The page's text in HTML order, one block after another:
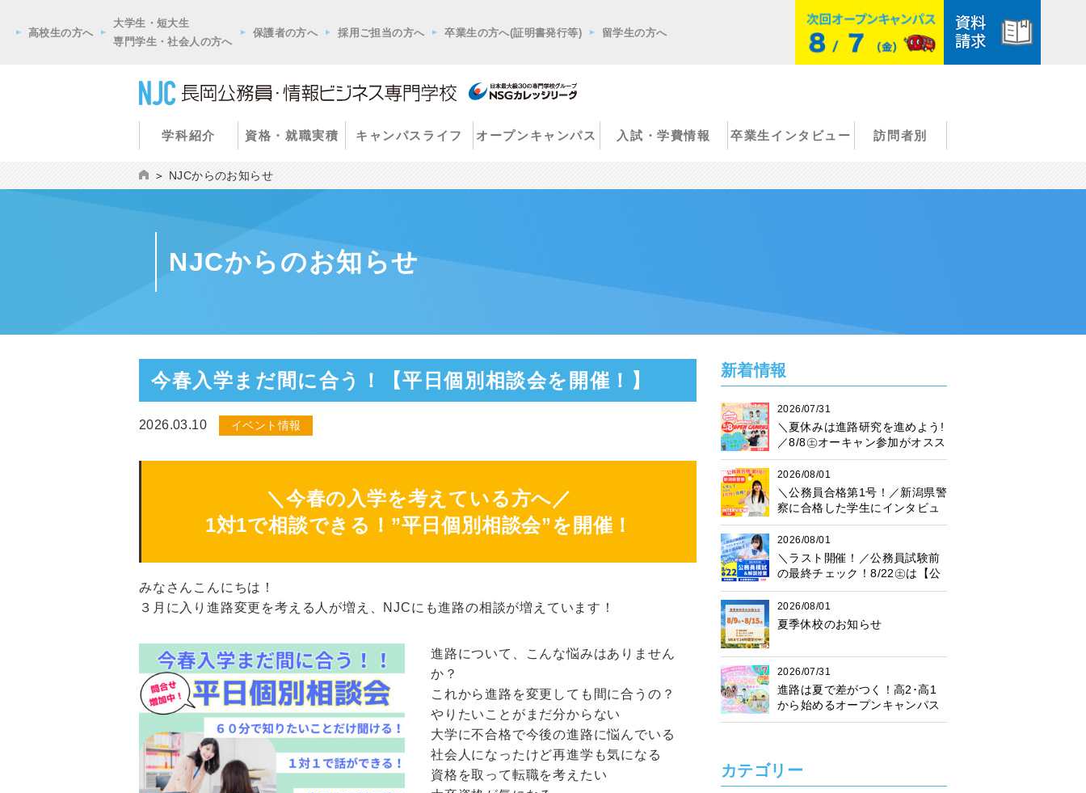
高校生の方へ
大学生・短大生
専門学生・社会人の方へ
保護者の方へ 採用ご担当の方へ 卒業生の方へ(証明書発行等) 留学生の方へ
学科紹介 資格・就職実積 キャンパスライフ オープンキャンパス 入試・学費情報 卒業生インタビュー 訪問者別
NJCからのお知らせ
NJCからのお知らせ
今春入学まだ間に合う！【平日個別相談会を開催！】
2026.03.10 イベント情報
＼今春の入学を考えている方へ／
1対1で相談できる！”平日個別相談会”を開催！
みなさんこんにちは！
３月に入り進路変更を考える人が増え、NJCにも進路の相談が増えています！
進路について、こんな悩みはありません
か？
これから進路を変更しても間に合うの？
やりたいことがまだ分からない
大学に不合格で今後の進路に悩んでいる
社会人になったけど再進学も気になる
資格を取って転職を考えたい
新着情報
2026/07/31
＼夏休みは進路研究を進めよう!
／8/8㊏オーキャン参加がオスス
メ♪プレゼント抽選会も開催中！
2026/08/01
＼公務員合格第1号！／新潟県警
察に合格した学生にインタビュ
ー！
2026/08/01
＼ラスト開催！／公務員試験前
の最終チェック！8/22㊏は【公
務員模試】に参加しよう♪
2026/08/01
夏季休校のお知らせ
2026/07/31
進路は夏で差がつく！高2･高1
から始めるオープンキャンパス
カテゴリー